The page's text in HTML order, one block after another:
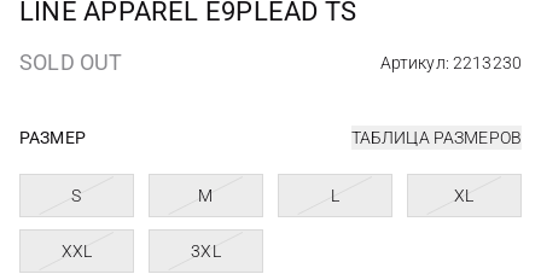
LINE APPAREL E9PLEAD TS
SOLD OUT Артикул: 2213230
РАЗМЕР ТАБЛИЦА РАЗМЕРОВ
S M L XL
XXL 3XL